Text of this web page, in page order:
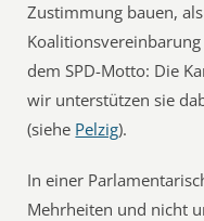
Zustimmung bauen,
dem SPD-Motto: Die
wir unterstützen sie
(siehe Pelzig).
In einer
Mehrheiten und nicht